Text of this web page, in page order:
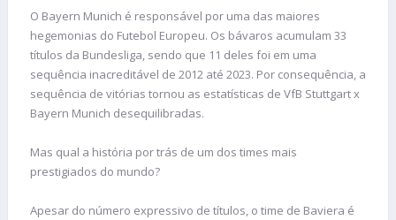
O Bayern Munich é responsável por uma das maiores
hegemonias do Futebol Europeu. Os bávaros acumulam 33
títulos da Bundesliga, sendo que 11 deles foi em uma
sequência inacreditável de 2012 até 2023. Por consequência, a
sequência de vitórias tornou as estatísticas de VfB Stuttgart x
Bayern Munich desequilibradas.
Mas qual a história por trás de um dos times mais
prestigiados do mundo?
Apesar do número expressivo de títulos, o time de Baviera é